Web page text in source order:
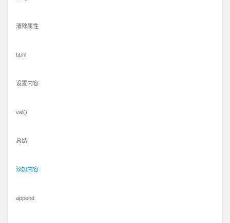
清除属性
html
设置内容
val()
总结
添加内容
append